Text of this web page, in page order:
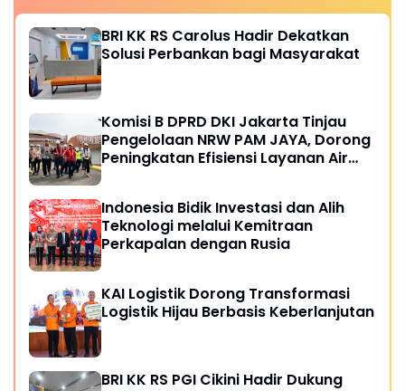
BRI KK RS Carolus Hadir Dekatkan
Solusi Perbankan bagi Masyarakat
Komisi B DPRD DKI Jakarta Tinjau
Pengelolaan NRW PAM JAYA, Dorong
Peningkatan Efisiensi Layanan Air
Indonesia Bidik Investasi dan Alih
Teknologi melalui Kemitraan
Perkapalan dengan Rusia
KAI Logistik Dorong Transformasi
Logistik Hijau Berbasis Keberlanjutan
BRI KK RS PGI Cikini Hadir Dukung